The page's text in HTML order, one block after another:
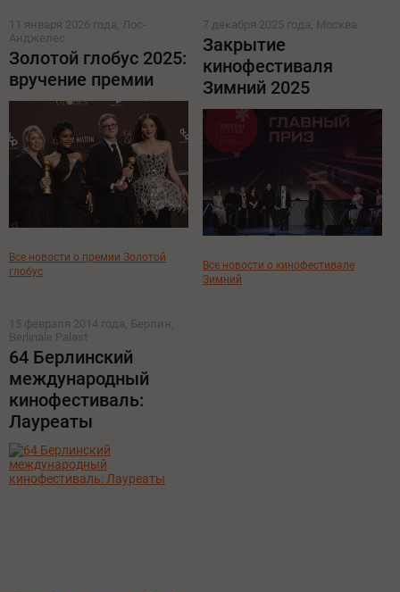
11 января 2026 года, Лос-
Анджелес
Золотой глобус 2025:
вручение премии
Все новости о премии Золотой
глобус
7 декабря 2025 года, Москва
Закрытие
кинофестиваля
Зимний 2025
Все новости о кинофестивале
Зимний
15 февраля 2014 года, Берлин,
Berlinale Palast
64 Берлинский
международный
кинофестиваль:
Лауреаты